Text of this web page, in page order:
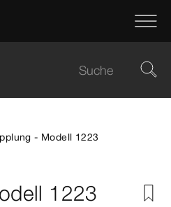
- Modell 1223
1223